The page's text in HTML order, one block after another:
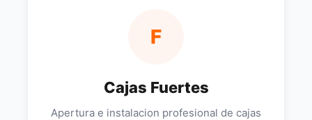
F
Cajas Fuertes
Apertura e instalacion profesional de cajas